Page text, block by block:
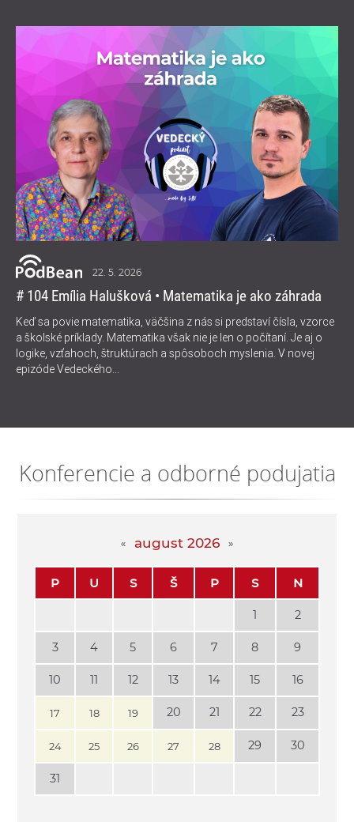
22. 5. 2026
# 104 Emília Halušková • Matematika je ako záhrada
Keď sa povie matematika, väčšina z nás si predstaví čísla, vzorce
a školské príklady. Matematika však nie je len o počítaní. Je aj o
logike, vzťahoch, štruktúrach a spôsoboch myslenia. V novej
epizóde Vedeckého...
Konferencie a odborné podujatia
august 2026
P U S Š P S N
1 2
3 4 5 6 7 8 9
10 11 12 13 14 15 16
17 18 19 20 21 22 23
24 25 26 27 28 29 30
31